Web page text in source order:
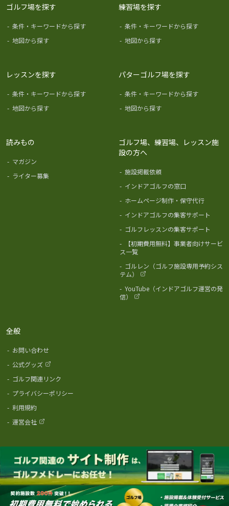
ゴルフ場を探す
- 条件・キーワードから探す
- 地図から探す
練習場を探す
- 条件・キーワードから探す
- 地図から探す
レッスンを探す
- 条件・キーワードから探す
- 地図から探す
パターゴルフ場を探す
- 条件・キーワードから探す
- 地図から探す
読みもの
- マガジン
- ライター募集
ゴルフ場、練習場、レッスン施
設の方へ
- 施設掲載依頼
- インドアゴルフの窓口
- ホームページ制作・保守代行
- インドアゴルフの集客サポート
- ゴルフレッスンの集客サポート
-
【初期費用無料】事業者向けサービ
ス一覧
- ゴルレン（ゴルフ施設専用予約シス
テム）
- YouTube（インドアゴルフ運営の発
信）
全般
- お問い合わせ
- 公式グッズ
- ゴルフ関連リンク
- プライバシーポリシー
- 利用規約
- 運営会社